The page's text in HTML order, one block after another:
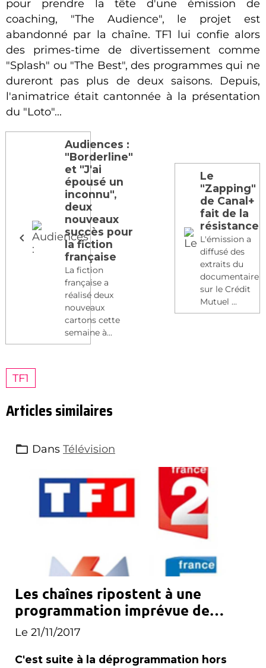
pour prendre la tête d'une émission de
coaching, "The Audience", le projet est
abandonné par la chaîne. TF1 lui confie alors
des primes-time de divertissement comme
"Splash" ou "The Best", des programmes qui ne
dureront pas plus de deux saisons. Depuis,
l'animatrice était cantonnée à la présentation
du "Loto"...
Audiences :
"Borderline"
et "J'ai
épousé un
inconnu",
deux
nouveaux
succès pour
la fiction
française
La fiction
française a
réalisé deux
nouveaux
cartons cette
semaine à...
Le
"Zapping"
de Canal+
fait de la
résistance
L'émission a
diffusé des
extraits du
documentaire
sur le Crédit
Mutuel ...
TF1
Articles similaires
Dans Télévision
Les chaînes ripostent à une
programmation imprévue de
Canal+
Le 21/11/2017
C'est suite à la déprogrammation hors